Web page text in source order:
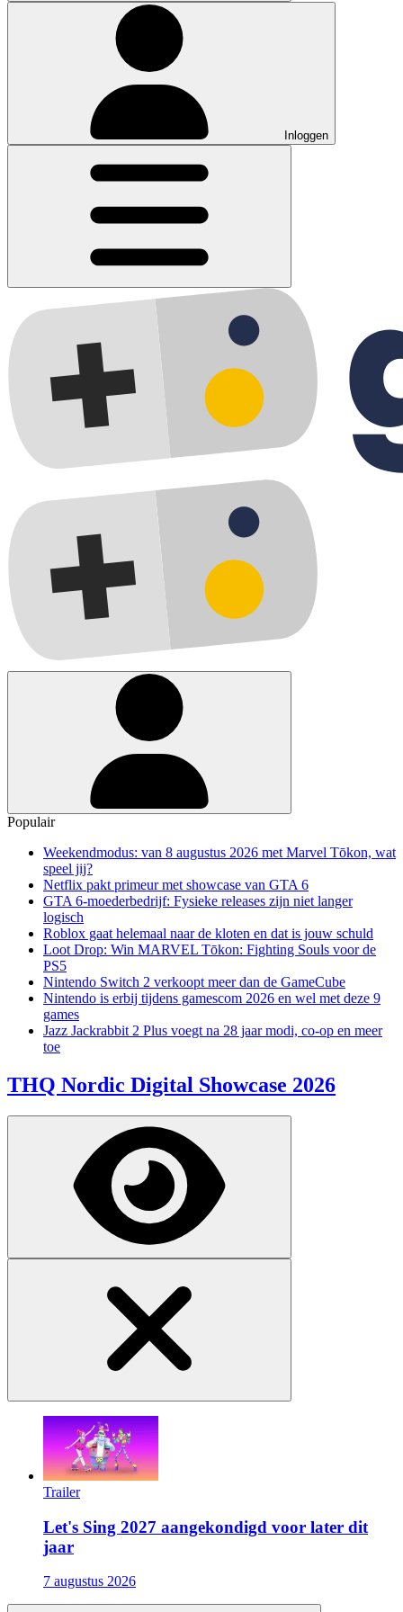
Inloggen
Populair
Weekendmodus: van 8 augustus 2026 met Marvel Tōkon, wat
speel jij?
Netflix pakt primeur met showcase van GTA 6
GTA 6-moederbedrijf: Fysieke releases zijn niet langer
logisch
Roblox gaat helemaal naar de kloten en dat is jouw schuld
Loot Drop: Win MARVEL Tōkon: Fighting Souls voor de
PS5
Nintendo Switch 2 verkoopt meer dan de GameCube
Nintendo is erbij tijdens gamescom 2026 en wel met deze 9
games
Jazz Jackrabbit 2 Plus voegt na 28 jaar modi, co-op en meer
toe
THQ Nordic Digital Showcase 2026
Trailer
Let's Sing 2027 aangekondigd voor later dit
jaar
7 augustus 2026